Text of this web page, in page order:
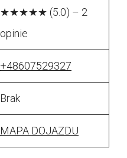
★★★★★ (5.0) – 2
opinie
+48607529327
Brak
MAPA DOJAZDU